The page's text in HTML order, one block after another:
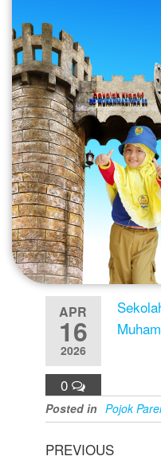
APR
16
2026
0
Posted in Pojok
PREVIOUS